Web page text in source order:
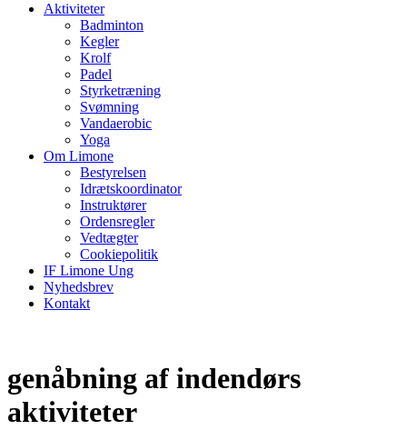
Aktiviteter
Badminton
Kegler
Krolf
Padel
Styrketræning
Svømning
Vandaerobic
Yoga
Om Limone
Bestyrelsen
Idrætskoordinator
Instruktører
Ordensregler
Vedtægter
Cookiepolitik
IF Limone Ung
Nyhedsbrev
Kontakt
genåbning af indendørs
aktiviteter